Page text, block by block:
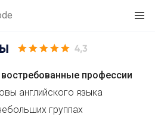
4,3
профессии
английского языка
группах